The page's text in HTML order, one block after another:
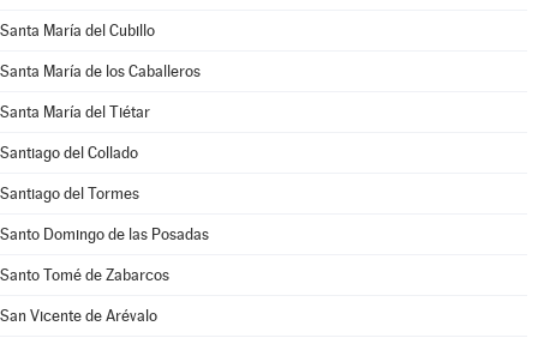
Santa María del Cubillo
Santa María de los Caballeros
Santa María del Tiétar
Santiago del Collado
Santiago del Tormes
Santo Domingo de las Posadas
Santo Tomé de Zabarcos
San Vicente de Arévalo